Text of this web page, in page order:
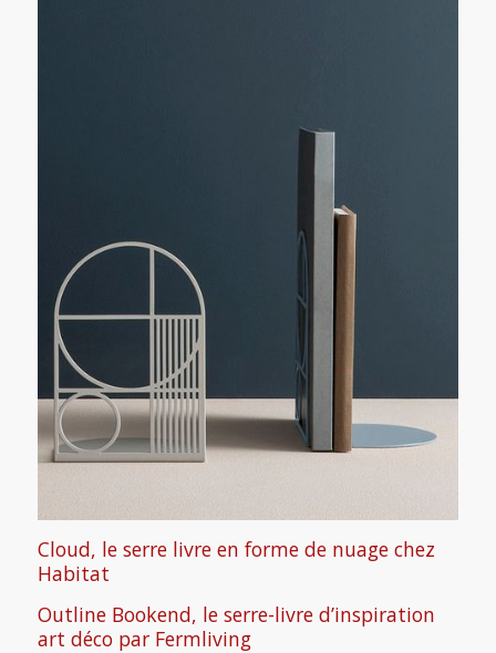
Cloud, le serre livre en forme de nuage chez
Habitat
Outline Bookend, le serre-livre d’inspiration
art déco par Fermliving